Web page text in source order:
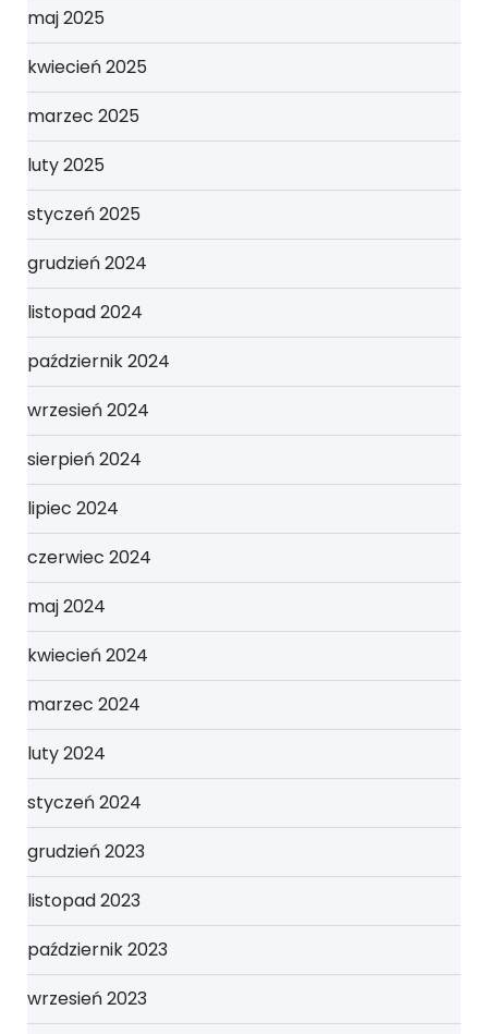
maj 2025
kwiecień 2025
marzec 2025
luty 2025
styczeń 2025
grudzień 2024
listopad 2024
październik 2024
wrzesień 2024
sierpień 2024
lipiec 2024
czerwiec 2024
maj 2024
kwiecień 2024
marzec 2024
luty 2024
styczeń 2024
grudzień 2023
listopad 2023
październik 2023
wrzesień 2023